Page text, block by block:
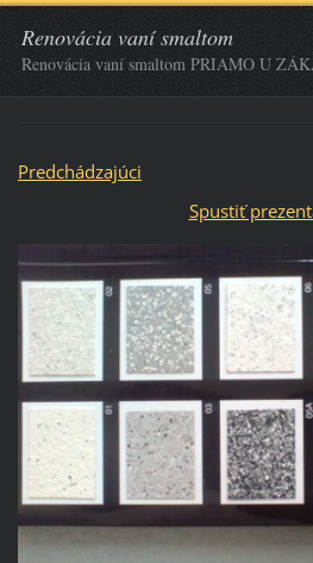
Renovácia vaní smaltom
Renovácia vaní smaltom PRIAMO U
Predchádzajúci
Spustiť